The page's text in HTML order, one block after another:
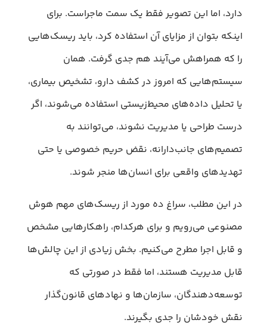
دارد، اما این تصویر فقط یک سمت ماجراست. برای
اینکه بتوان از مزایای آن استفاده کرد، باید ریسک‌هایی
را که همراهش می‌آیند هم جدی گرفت. همان
سیستم‌هایی که امروز در کشف دارو، تشخیص بیماری،
یا تحلیل داده‌های محیط‌زیستی استفاده می‌شوند، اگر
درست طراحی یا مدیریت نشوند، می‌توانند به
تصمیم‌های جانب‌دارانه، نقض حریم خصوصی یا حتی
تهدیدهای واقعی برای انسان‌ها منجر شوند.
در این مطلب، سراغ ده مورد از ریسک‌های مهم هوش
مصنوعی می‌رویم و برای هرکدام، راهکارهایی مشخص
و قابل اجرا مطرح می‌کنیم. بخش زیادی از این چالش‌ها
قابل مدیریت هستند، اما فقط در صورتی که
توسعه‌دهندگان، سازمان‌ها و نهادهای قانون‌گذار
نقش خودشان را جدی بگیرند.